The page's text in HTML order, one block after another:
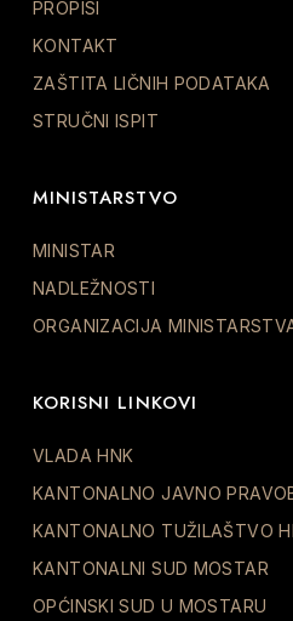
PROPISI
KONTAKT
ZAŠTITA LIČNIH PODATAKA
STRUČNI ISPIT
MINISTARSTVO
MINISTAR
NADLEŽNOSTI
ORGANIZACIJA
KORISNI LINKOVI
VLADA HNK
KANTONALNO JAVNO
KANTONALNO TUŽILAŠTVO
KANTONALNI SUD MOSTAR
OPĆINSKI SUD U MOSTARU